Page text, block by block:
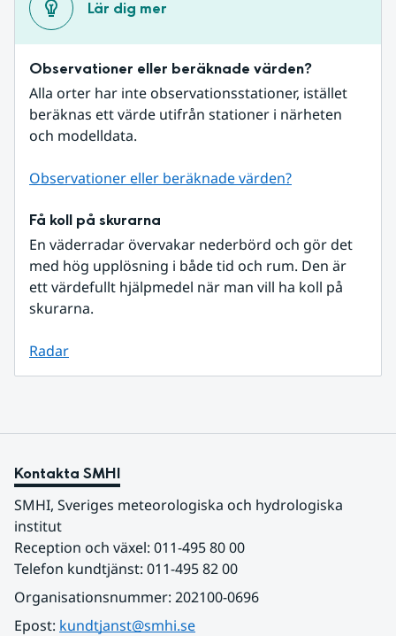
Lär dig mer
Observationer eller beräknade värden?
Alla orter har inte observationsstationer, istället
beräknas ett värde utifrån stationer i närheten
och modelldata.
Observationer eller beräknade värden?
Få koll på skurarna
En väderradar övervakar nederbörd och gör det
med hög upplösning i både tid och rum. Den är
ett värdefullt hjälpmedel när man vill ha koll på
skurarna.
Radar
Kontakta SMHI
SMHI, Sveriges meteorologiska och hydrologiska
institut
Reception och växel: 011-495 80 00
Telefon kundtjänst: 011-495 82 00
Organisationsnummer: 202100-0696
Epost: kundtjanst@smhi.se